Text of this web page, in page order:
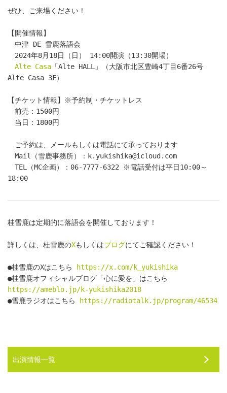
ぜひ、ご来場ください！
【開催情報】
中津 DE 雪鹿落語会
2024年8月18日（日） 14:00開演（13:30開場）
Alte Casa 「Alte HALL」（大阪市北区豊崎4丁目6番26号
Alte Casa 3F）
【チケット情報】※予約制・チケットレス
前売：1500円
当日：1800円
ご予約は、メールもしくは電話にて承っております
Mail（雪鹿事務所）：k.yukishika@icloud.com
TEL（MC企画）：06-7777-6322 ※電話受付は平日10:00～
18:00
桂雪鹿は定期的に落語会を開催しております！
詳しくは、桂雪鹿のXもしくはブログにてご確認ください！
●桂雪鹿のXはこちら
https://x.com/k_yukishika
https://ameblo.jp/k-yukishika2018
●雪鹿ラジオはこちら
https://radiotalk.jp/program/46534
出演情報一覧